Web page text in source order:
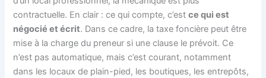
contractuelle. En clair : ce qui compte, c’estce qui est
négocié et écrit. Dans ce cadre, la taxe foncière peut être
mise à la charge du preneur si une clause le prévoit. Ce
n’est pas automatique, mais c’est courant, notamment
dans les locaux de plain-pied, les boutiques, les entrepôts,